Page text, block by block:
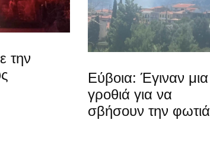
την
Εύβοια: Έγιναν μια
γροθιά για να
σβήσουν την φωτιά